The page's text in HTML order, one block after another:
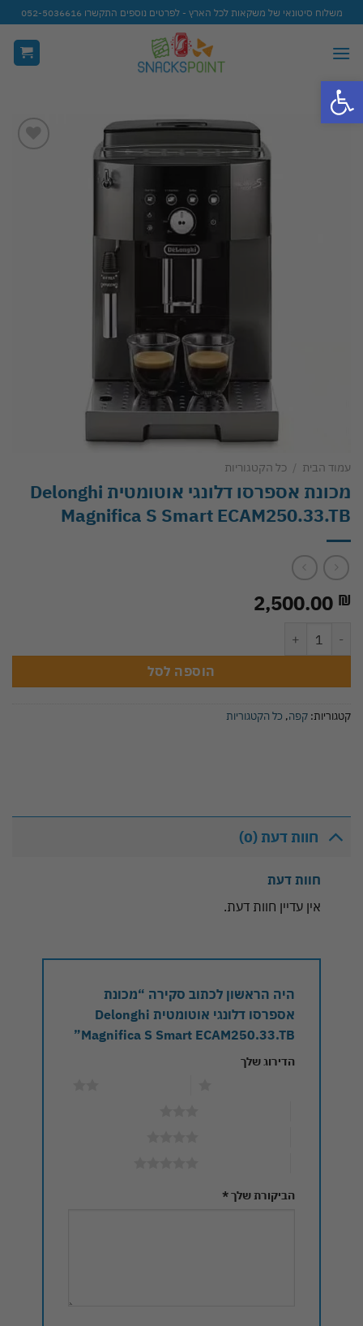
פתח סרגל נגישות
Skip
to
content
משלוח סיטונאי של משקאות לכל הארץ - לפרטים נוספים התקשרו 052-5036616
עמוד הבית / כל הקטגוריות
‏מכונת אספרסו דלונגי אוטומטית Delonghi
Magnifica S Smart ECAM250.33.TB
2,500.00 ₪
הוספה לסל
קטגוריות: קפה, כל הקטגוריות
חוות דעת (0)
חוות דעת
אין עדיין חוות דעת.
היה הראשון לכתוב סקירה “‏מכונת
אספרסו דלונגי אוטומטית Delonghi
Magnifica S Smart ECAM250.33.TB”
הדירוג שלך
הביקורת שלך*